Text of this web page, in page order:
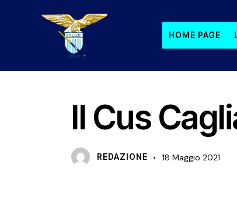
HOME PAGE
Il Cus
REDAZIONE 18 Maggio 2021